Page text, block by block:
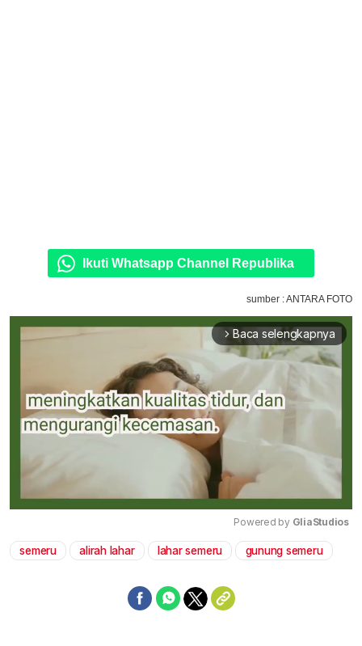
Ikuti Whatsapp Channel Republika
sumber : ANTARA FOTO
arrow_forward_ios Baca selengkapnya
Mute
Powered by GliaStudios
semeru alirah lahar lahar semeru gunung semeru